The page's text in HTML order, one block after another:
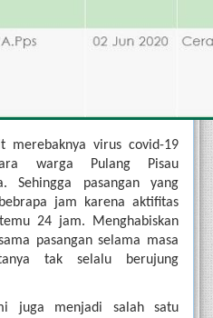
merebaknya virus covid-19
warga Pulang Pisau
Sehingga pasangan yang
jam karena aktifitas
24 jam. Menghabiskan
pasangan selama masa
tak selalu berujung
juga menjadi salah satu